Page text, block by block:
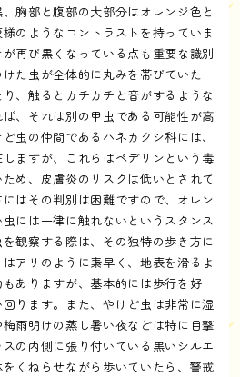
胸部と腹部の大部分はオレンジ色と
のようなコントラストを持っていま
再び黒くなっている点も重要な識別
た虫が全体的に丸みを帯びていた
、触るとカチカチと音がするような
、それは別の甲虫である可能性が高
虫の仲間であるハネカクシ科には、
ますが、これらはペデリンという毒
め、皮膚炎のリスクは低いとされて
はその判別は困難ですので、オレン
には一律に触れないというスタンス
観察する際は、その独特の歩き方に
アリのように素早く、地表を滑るよ
ありますが、基本的には歩行を好
ります。また、やけど虫は非常に湿
雨明けの蒸し暑い夜などは特に目撃
の内側に張り付いている黒いシルエ
くねらせながら歩いていたら、警戒